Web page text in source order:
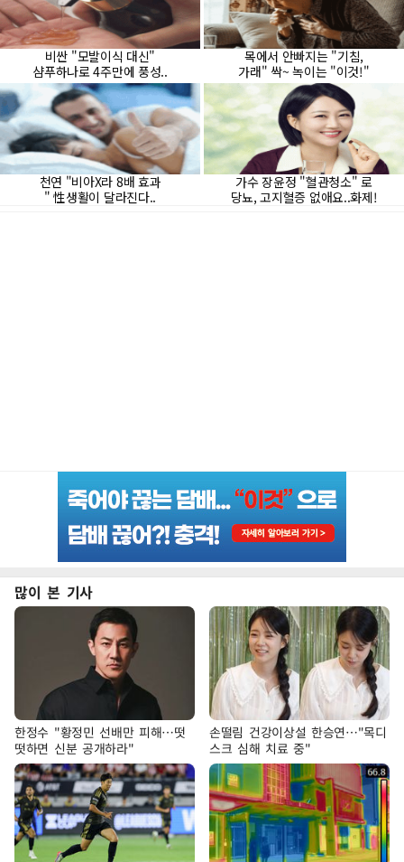
많이 본 기사
한정수 "황정민 선배만 피해…떳
떳하면 신분 공개하라"
손떨림 건강이상설 한승연…"목디
스크 심해 치료 중"